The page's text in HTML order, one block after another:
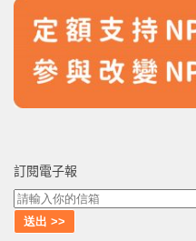
訂閱電子報